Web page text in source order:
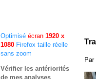
Par
Optimisé écran 1920 x
1080 Firefox taille réelle
sans zoom
Vérifier les antériorités
de mes analyses